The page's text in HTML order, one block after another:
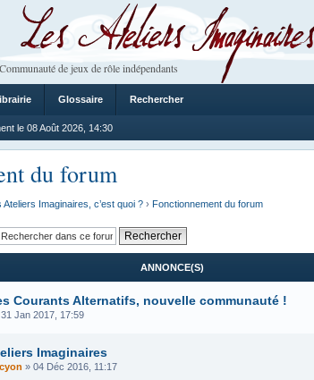
Les Ateliers Imaginaires
Communauté de jeux de rôle indépendants
Glossaire Rechercher
le 08 Août 2026, 14:30
du forum
Ateliers Imaginaires, c’est quoi ? › Fonctionnement du forum
ANNONCE(S)
Courants Alternatifs, nouvelle communauté !
Jan 2017, 17:59
Imaginaires
» 04 Déc 2016, 11:17